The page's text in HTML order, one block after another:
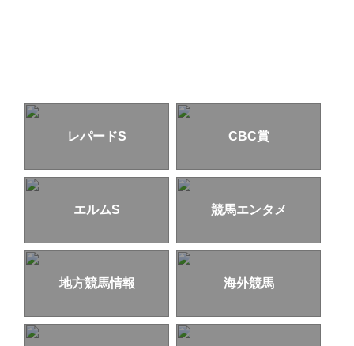
レパードS CBC賞
エルムS 競馬エンタメ
地方競馬情報 海外競馬